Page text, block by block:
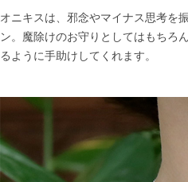
オニキスは、邪念やマイナス思考を
ン。魔除けのお守りとしてはもちろ
るように手助けしてくれます。